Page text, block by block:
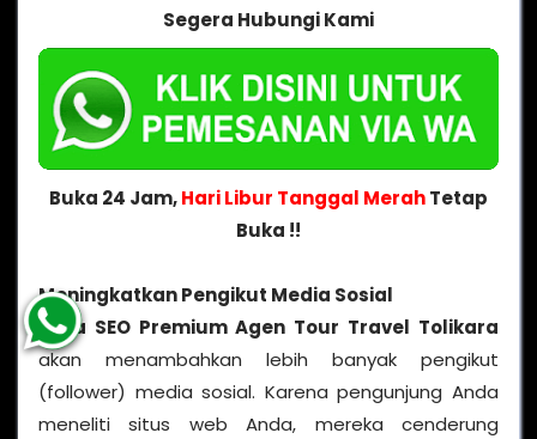
Segera Hubungi Kami
Buka 24 Jam,Hari Libur Tanggal MerahTetap
Buka !!
Meningkatkan Pengikut Media Sosial
Jasa SEO Premium Agen Tour Travel Tolikara
akan menambahkan lebih banyak pengikut
(follower) media sosial. Karena pengunjung Anda
meneliti situs web Anda, mereka cenderung